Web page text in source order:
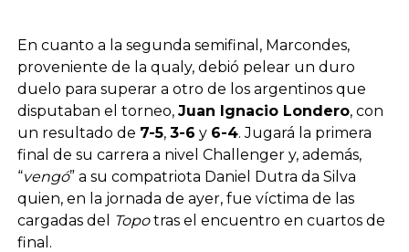
En cuanto a la segunda semifinal, Marcondes,
proveniente de la qualy, debió pelear un duro
duelo para superar a otro de los argentinos que
disputaban el torneo, Juan Ignacio Londero, con
un resultado de 7-5, 3-6 y 6-4. Jugará la primera
final de su carrera a nivel Challenger y, además,
“vengó” a su compatriota Daniel Dutra da Silva
quien, en la jornada de ayer, fue víctima de las
cargadas del
Topotras el encuentro en cuartos de
final.